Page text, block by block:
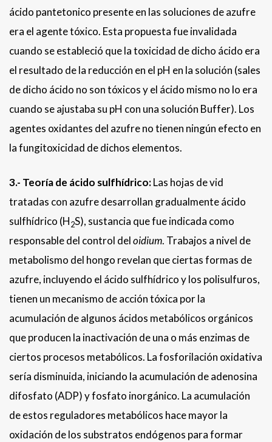
ácido pantetonico presente en las soluciones de azufre
era el agente tóxico. Esta propuesta fue invalidada
cuando se estableció que la toxicidad de dicho ácido era
el resultado de la reducción en el pH en la solución (sales
de dicho ácido no son tóxicos y el ácido mismo no lo era
cuando se ajustaba su pH con una solución Buffer). Los
agentes oxidantes del azufre no tienen ningún efecto en
la fungitoxicidad de dichos elementos.
3.- Teoría de ácido sulfhídrico:Las hojas de vid
tratadas con azufre desarrollan gradualmente ácido
sulfhídrico (H2S), sustancia que fue indicada como
responsable del control deloidium. Trabajos a nivel de
metabolismo del hongo revelan que ciertas formas de
azufre, incluyendo el ácido sulfhídrico y los polisulfuros,
tienen un mecanismo de acción tóxica por la
acumulación de algunos ácidos metabólicos orgánicos
que producen la inactivación de una o más enzimas de
ciertos procesos metabólicos. La fosforilación oxidativa
sería disminuida, iniciando la acumulación de adenosina
difosfato (ADP) y fosfato inorgánico. La acumulación
de estos reguladores metabólicos hace mayor la
oxidación de los substratos endógenos para formar